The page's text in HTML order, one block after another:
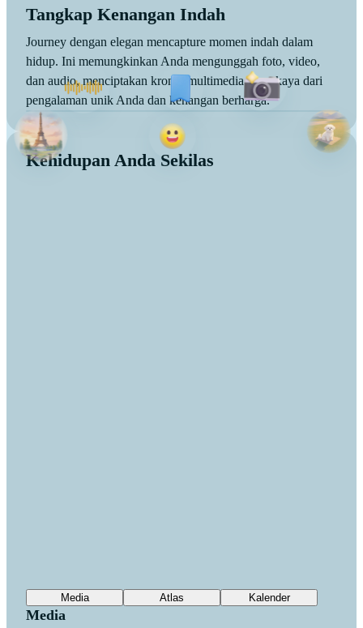
Tangkap Kenangan Indah
Journey dengan elegan mencapture momen indah dalam
hidup. Ini memungkinkan Anda mengunggah foto, video,
dan audio, menciptakan kronik multimedia yang kaya dari
pengalaman unik Anda dan kenangan berharga.
Kehidupan Anda Sekilas
Media Atlas Kalender
Media